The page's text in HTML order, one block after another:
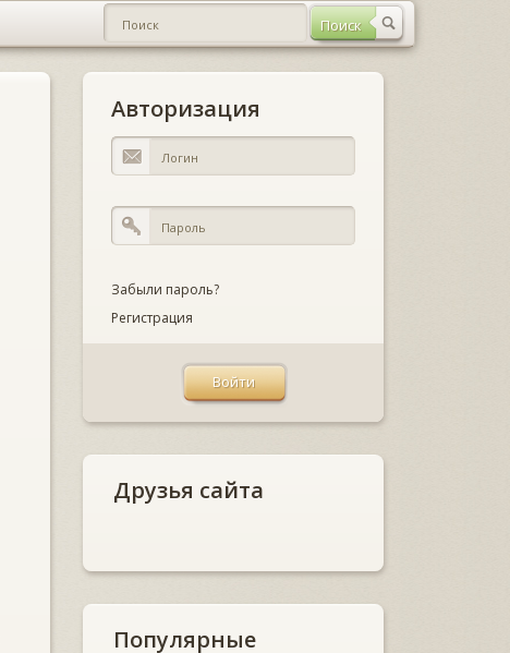
Авторизация
Забыли пароль?
Регистрация
Друзья сайта
Популярные